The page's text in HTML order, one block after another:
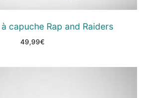
capuche Rap and Raiders
49,99€